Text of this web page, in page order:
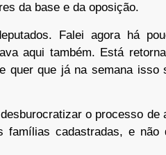
da base e da oposição.
Falei agora há
aqui também. Está
quer que já na semana isso
o processo de
cadastradas, e não